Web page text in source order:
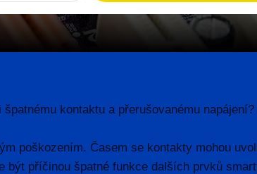
kontaktu a přerušovanému
poškozením. Časem se kontakty mohou
příčinou špatné funkce dalších prvků